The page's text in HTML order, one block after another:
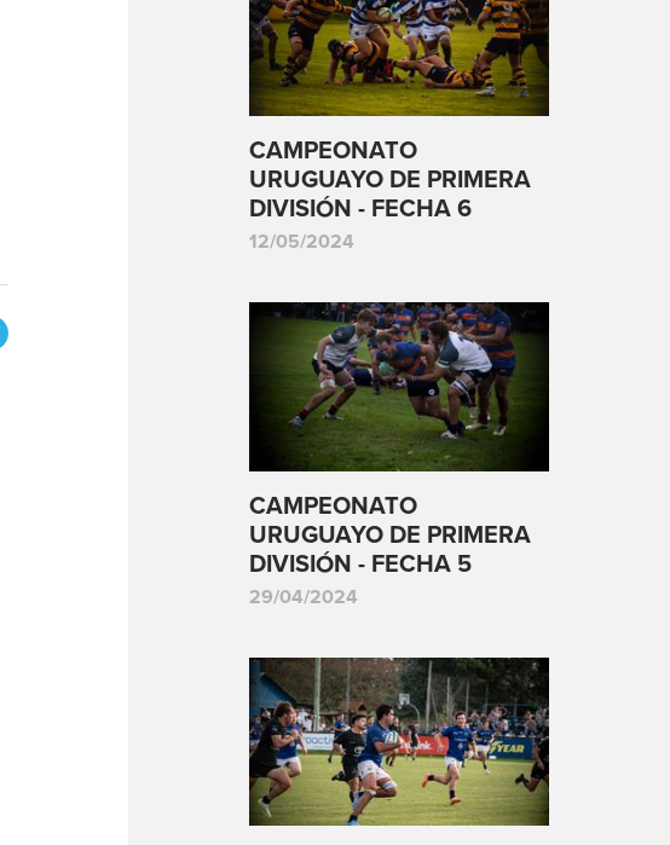
CAMPEONATO
URUGUAYO DE PRIMERA
DIVISIÓN - FECHA 6
12/05/2024
CAMPEONATO
URUGUAYO DE PRIMERA
DIVISIÓN - FECHA 5
29/04/2024